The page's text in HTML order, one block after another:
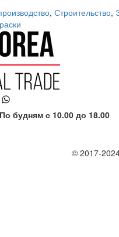
, Строительство,
будням с 10.00 до 18.00
© 2017-